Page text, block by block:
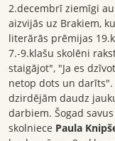
2.decembrī ziemīgi
aizvijās uz Brakiem,
literārās prēmijas
7.-9.klašu skolēni
staigājot", "Ja es
netop dots un
dzirdējām daudz
darbiem. Šogad
skolniece Paula